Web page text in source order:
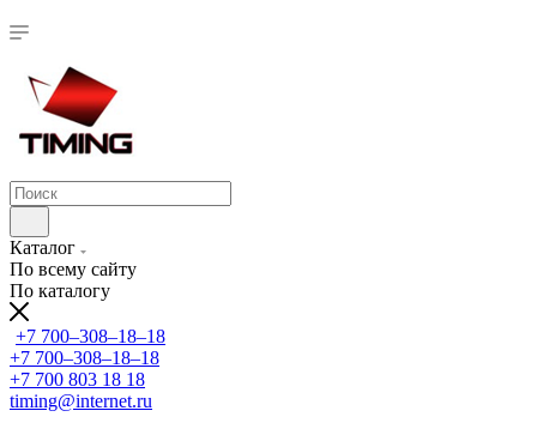
Каталог
По всему сайту
По каталогу
+7 700‒308‒18‒18
+7 700‒308‒18‒18
+7 700 803 18 18
timing@internet.ru